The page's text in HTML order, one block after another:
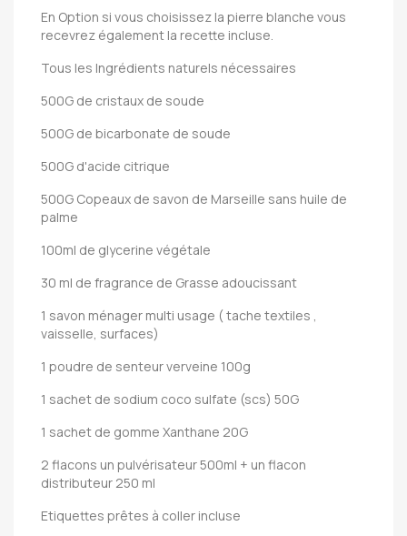
En Option si vous choisissez la pierre blanche vous
recevrez également la recette incluse.
Tous les Ingrédients naturels nécessaires
500G de cristaux de soude
500G de bicarbonate de soude
500G d'acide citrique
500G Copeaux de savon de Marseille sans huile de
palme
100ml de glycerine végétale
30 ml de fragrance de Grasse adoucissant
1 savon ménager multi usage ( tache textiles ,
vaisselle, surfaces)
1 poudre de senteur verveine 100g
1 sachet de sodium coco sulfate (scs) 50G
1 sachet de gomme Xanthane 20G
2 flacons un pulvérisateur 500ml + un flacon
distributeur 250 ml
Etiquettes prêtes à coller incluse